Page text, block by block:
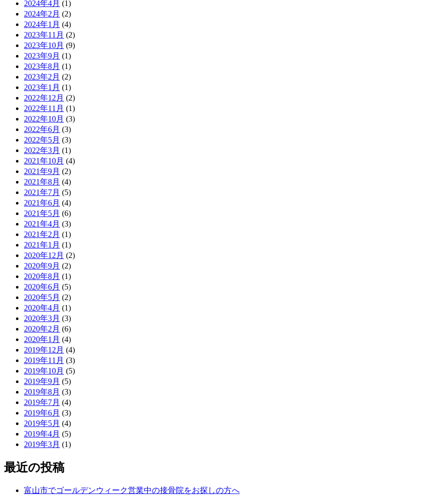
2024年4月 (1)
2024年2月 (2)
2024年1月 (4)
2023年11月 (2)
2023年10月 (9)
2023年9月 (1)
2023年8月 (1)
2023年2月 (2)
2023年1月 (1)
2022年12月 (2)
2022年11月 (1)
2022年10月 (3)
2022年6月 (3)
2022年5月 (3)
2022年3月 (1)
2021年10月 (4)
2021年9月 (2)
2021年8月 (4)
2021年7月 (5)
2021年6月 (4)
2021年5月 (6)
2021年4月 (3)
2021年2月 (1)
2021年1月 (1)
2020年12月 (2)
2020年9月 (2)
2020年8月 (1)
2020年6月 (5)
2020年5月 (2)
2020年4月 (1)
2020年3月 (3)
2020年2月 (6)
2020年1月 (4)
2019年12月 (4)
2019年11月 (3)
2019年10月 (5)
2019年9月 (5)
2019年8月 (3)
2019年7月 (4)
2019年6月 (3)
2019年5月 (4)
2019年4月 (5)
2019年3月 (1)
最近の投稿
富山市でゴールデンウィーク営業中の接骨院をお探しの方へ